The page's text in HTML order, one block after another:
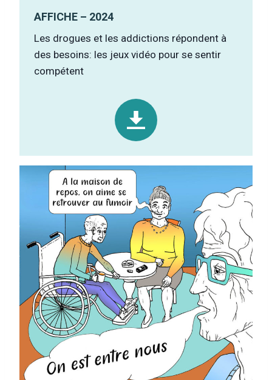
AFFICHE – 2024
Les drogues et les addictions répondent à
des besoins: les jeux vidéo pour se sentir
compétent